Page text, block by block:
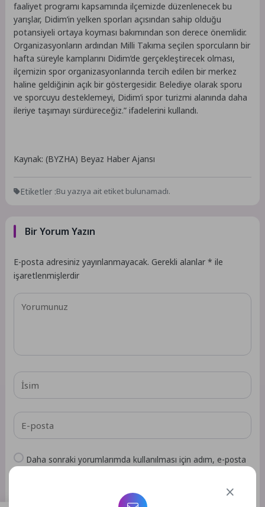
faaliyet programı kapsamında ilçemizde düzenlenecek bu
yarışlar, Didim’in yelken sporları açısından sahip olduğu
potansiyeli ortaya koyması bakımından son derece önemlidir.
Organizasyonların ardından Milli Takıma seçilen sporcuların bir
hafta süreyle kamplarını Didim’de gerçekleştirecek olması,
ilçemizin spor organizasyonlarında tercih edilen bir merkez
haline geldiğinin açık bir göstergesidir. Belediye olarak sporu
ve sporcuyu desteklemeyi, Didim’i spor turizmi alanında daha
ileriye taşımayı sürdüreceğiz.” ifadelerini kullandı.
Kaynak: (BYZHA) Beyaz Haber Ajansı
Etiketler :Bu yazıya ait etiket bulunamadı.
Bir Yorum Yazın
E-posta adresiniz yayınlanmayacak. Gerekli alanlar* ile
işaretlenmişlerdir
Daha sonraki yorumlarımda kullanılması için adım, e-posta